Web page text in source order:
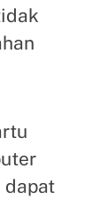
dapat